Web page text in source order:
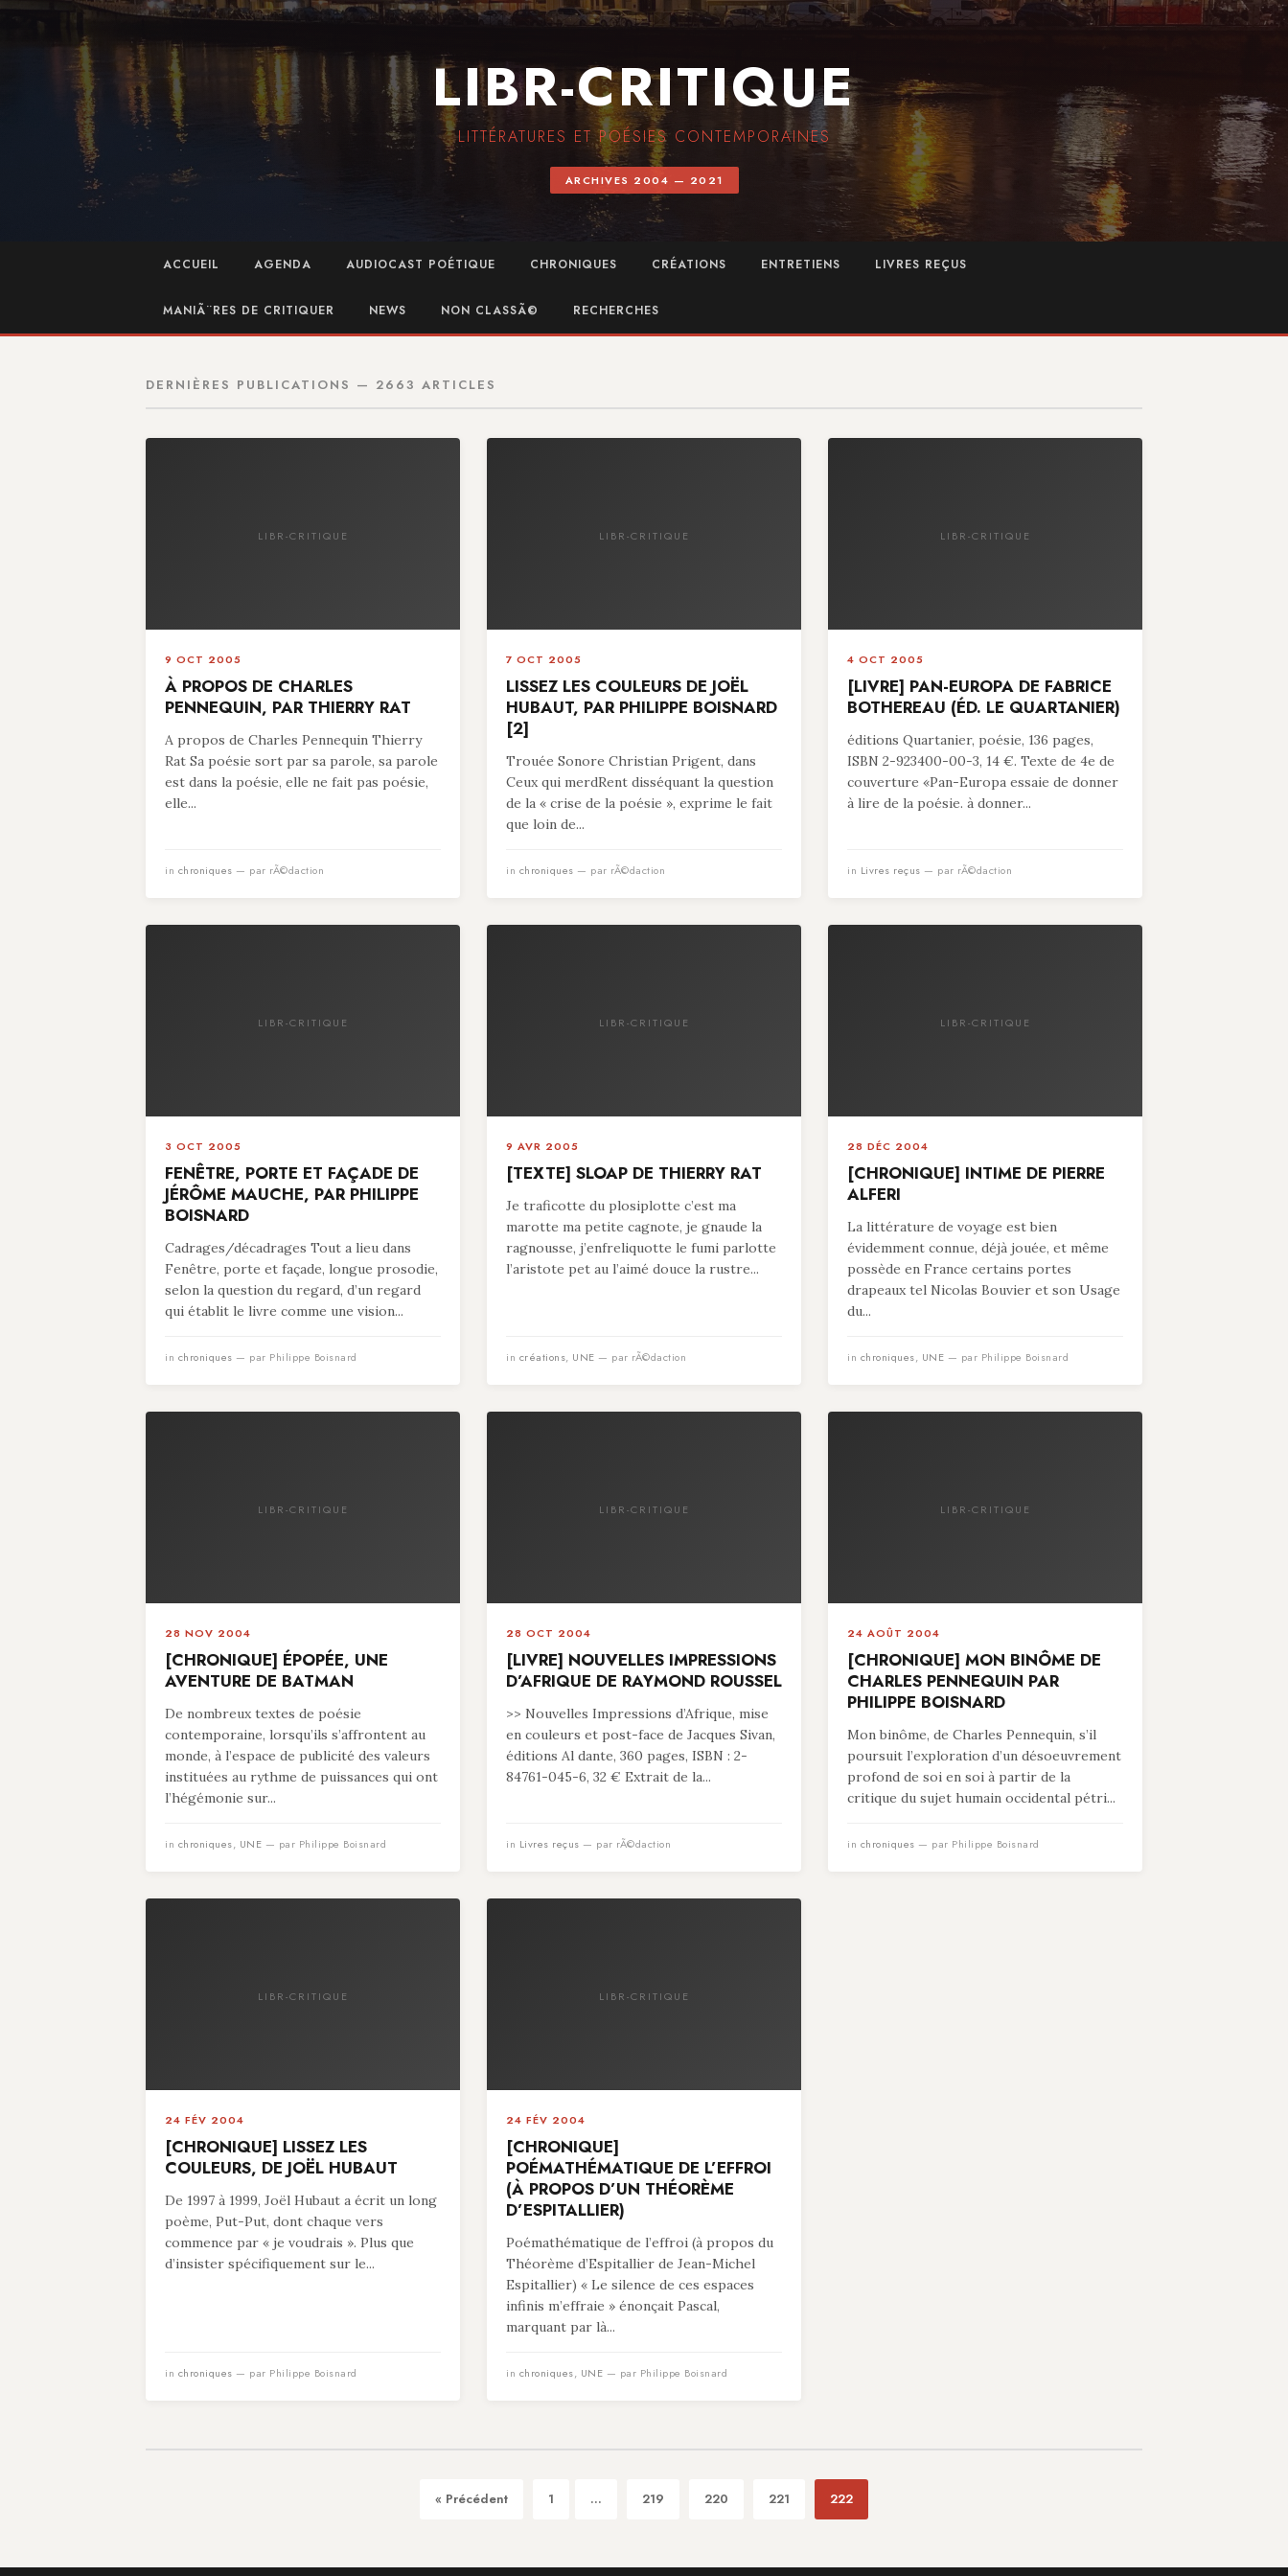
LIBR-CRITIQUE
LITTÉRATURES ET POÉSIES CONTEMPORAINES
ARCHIVES 2004 — 2021
ACCUEIL AGENDA AUDIOCAST POÉTIQUE CHRONIQUES CRÉATIONS ENTRETIENS LIVRES REÇUS
MANIÃ¨RES DE CRITIQUER NEWS NON CLASSÃ© RECHERCHES
DERNIÈRES PUBLICATIONS — 2663 ARTICLES
LIBR-CRITIQUE
9 OCT 2005
À PROPOS DE CHARLES
PENNEQUIN, PAR THIERRY RAT
A propos de Charles Pennequin Thierry
Rat Sa poésie sort par sa parole, sa parole
est dans la poésie, elle ne fait pas poésie,
elle...
in chroniques — par rÃ©daction
LIBR-CRITIQUE
7 OCT 2005
LISSEZ LES COULEURS DE JOËL
HUBAUT, PAR PHILIPPE BOISNARD
[2]
Trouée Sonore Christian Prigent, dans
Ceux qui merdRent disséquant la question
de la « crise de la poésie », exprime le fait
que loin de...
in chroniques — par rÃ©daction
LIBR-CRITIQUE
4 OCT 2005
[LIVRE] PAN-EUROPA DE FABRICE
BOTHEREAU (ÉD. LE QUARTANIER)
éditions Quartanier, poésie, 136 pages,
ISBN 2-923400-00-3, 14 €. Texte de 4e de
couverture «Pan-Europa essaie de donner
à lire de la poésie. à donner...
in Livres reçus — par rÃ©daction
LIBR-CRITIQUE
3 OCT 2005
FENÊTRE, PORTE ET FAÇADE DE
JÉRÔME MAUCHE, PAR PHILIPPE
BOISNARD
Cadrages/décadrages Tout a lieu dans
Fenêtre, porte et façade, longue prosodie,
selon la question du regard, d’un regard
qui établit le livre comme une vision...
in chroniques — par Philippe Boisnard
LIBR-CRITIQUE
9 AVR 2005
[TEXTE] SLOAP DE THIERRY RAT
Je traficotte du plosiplotte c’est ma
marotte ma petite cagnote, je gnaude la
ragnousse, j’enfreliquotte le fumi parlotte
l’aristote pet au l’aimé douce la rustre...
in créations, UNE — par rÃ©daction
LIBR-CRITIQUE
28 DÉC 2004
[CHRONIQUE] INTIME DE PIERRE
ALFERI
La littérature de voyage est bien
évidemment connue, déjà jouée, et même
possède en France certains portes
drapeaux tel Nicolas Bouvier et son Usage
du...
in chroniques, UNE — par Philippe Boisnard
LIBR-CRITIQUE
28 NOV 2004
[CHRONIQUE] ÉPOPÉE, UNE
AVENTURE DE BATMAN
De nombreux textes de poésie
contemporaine, lorsqu’ils s’affrontent au
monde, à l’espace de publicité des valeurs
instituées au rythme de puissances qui ont
l’hégémonie sur...
in chroniques, UNE — par Philippe Boisnard
LIBR-CRITIQUE
28 OCT 2004
[LIVRE] NOUVELLES IMPRESSIONS
D’AFRIQUE DE RAYMOND ROUSSEL
>> Nouvelles Impressions d’Afrique, mise
en couleurs et post-face de Jacques Sivan,
éditions Al dante, 360 pages, ISBN : 2-
84761-045-6, 32 € Extrait de la...
in Livres reçus — par rÃ©daction
LIBR-CRITIQUE
24 AOÛT 2004
[CHRONIQUE] MON BINÔME DE
CHARLES PENNEQUIN PAR
PHILIPPE BOISNARD
Mon binôme, de Charles Pennequin, s’il
poursuit l’exploration d’un désoeuvrement
profond de soi en soi à partir de la
critique du sujet humain occidental pétri...
in chroniques — par Philippe Boisnard
LIBR-CRITIQUE
24 FÉV 2004
[CHRONIQUE] LISSEZ LES
COULEURS, DE JOËL HUBAUT
De 1997 à 1999, Joël Hubaut a écrit un long
poème, Put-Put, dont chaque vers
commence par « je voudrais ». Plus que
d’insister spécifiquement sur le...
in chroniques — par Philippe Boisnard
LIBR-CRITIQUE
24 FÉV 2004
[CHRONIQUE]
POÉMATHÉMATIQUE DE L’EFFROI
(À PROPOS D’UN THÉORÈME
D’ESPITALLIER)
Poémathématique de l’effroi (à propos du
Théorème d’Espitallier de Jean-Michel
Espitallier) « Le silence de ces espaces
infinis m’effraie » énonçait Pascal,
marquant par là...
in chroniques, UNE — par Philippe Boisnard
« Précédent 1 ... 219 220 221 222